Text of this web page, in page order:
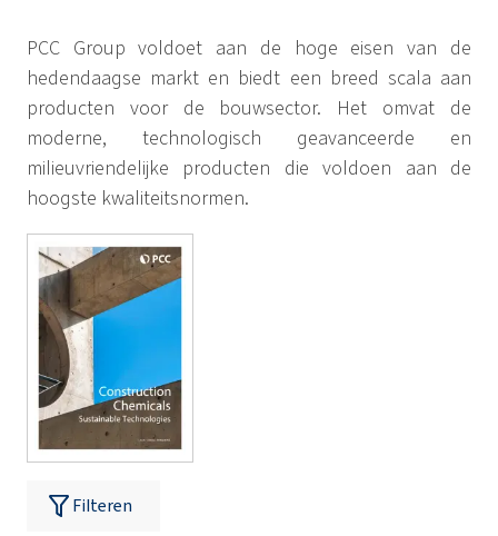
PCC Group voldoet aan de hoge eisen van de
hedendaagse markt en biedt een breed scala aan
producten voor de bouwsector. Het omvat de
moderne, technologisch geavanceerde en
milieuvriendelijke producten die voldoen aan de
hoogste kwaliteitsnormen.
Filteren